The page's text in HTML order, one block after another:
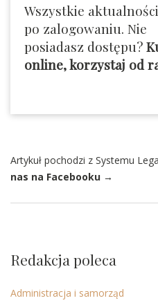
Wszystkie aktualności
po zalogowaniu. Nie
posiadasz dostępu?
online, korzystaj od
Artykuł pochodzi z Systemu
nas na Facebooku →
Redakcja poleca
Administracja i samorząd